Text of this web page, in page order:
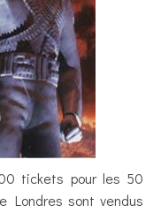
tickets pour les 50
Londres sont vendus